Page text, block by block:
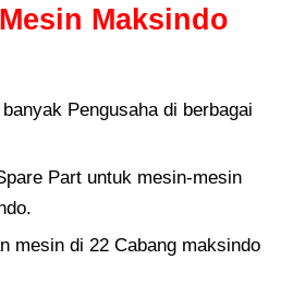
Maksindo
Pengusaha di berbagai
Part untuk mesin-mesin
mesin di 22 Cabang maksindo